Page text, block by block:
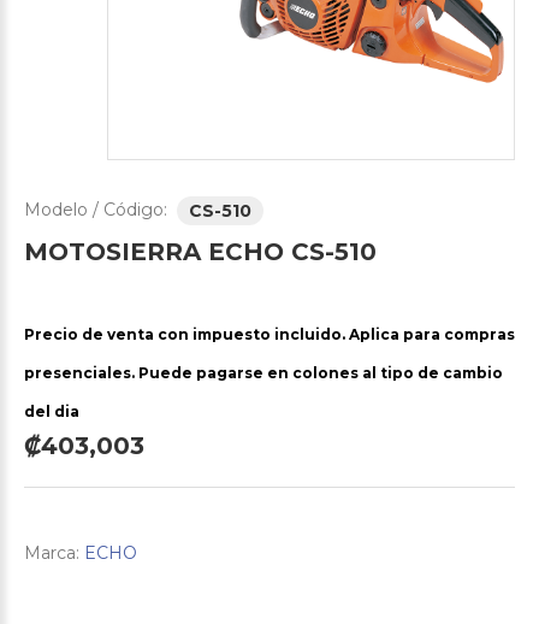
Modelo / Código: CS-510
MOTOSIERRA ECHO CS-510
Precio de venta con impuesto incluido. Aplica para compras
presenciales. Puede pagarse en colones al tipo de cambio
del dia
₡403,003
Marca: ECHO